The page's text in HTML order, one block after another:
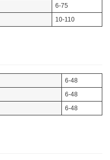
6-75
10-110
6-48
6-48
6-48